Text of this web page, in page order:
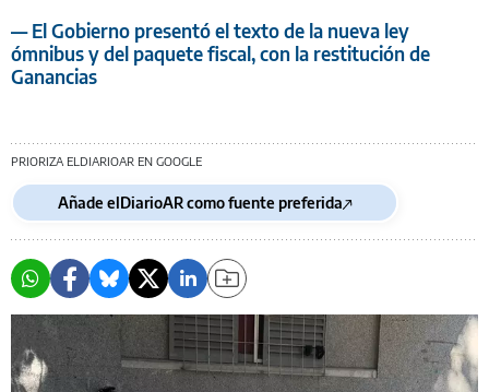
— El Gobierno presentó el texto de la nueva ley
ómnibus y del paquete fiscal, con la restitución de
Ganancias
PRIORIZA ELDIARIOAR EN GOOGLE
Añade elDiarioAR como fuente preferida